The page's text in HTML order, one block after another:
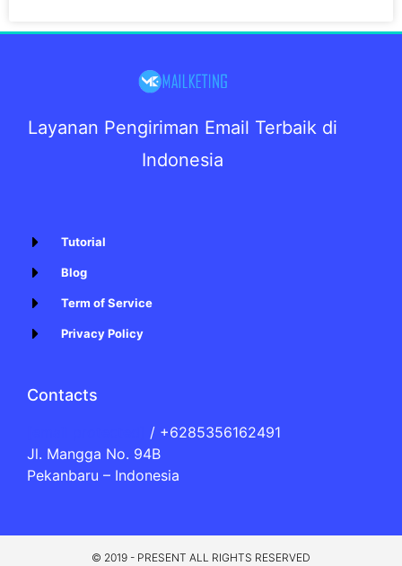
Layanan Pengiriman Email Terbaik di
Indonesia
Tutorial
Blog
Term of Service
Privacy Policy
Contacts
/ +6285356162491
Jl. Mangga No. 94B
Pekanbaru – Indonesia
© 2019 - PRESENT ALL RIGHTS RESERVED​